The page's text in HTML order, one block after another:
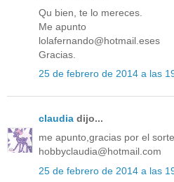
Qu bien, te lo mereces.
Me apunto
lolafernando@hotmail.eses
Gracias.
25 de febrero de 2014 a las
claudia dijo...
me apunto,gracias por el
hobbyclaudia@hotmail.com
25 de febrero de 2014 a las